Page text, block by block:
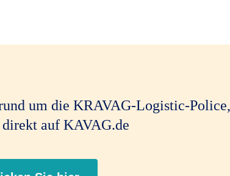
um die KRAVAG-Logistic-Police,
auf KAVAG.de